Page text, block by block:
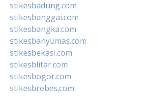
stikesbadung.com
stikesbanggai.com
stikesbangka.com
stikesbanyumas.com
stikesbekasi.com
stikesblitar.com
stikesbogor.com
stikesbrebes.com